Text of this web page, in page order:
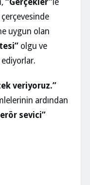
“Gerçekler” le
uygun olan
olgu ve
veriyoruz.”
ardından
sevici”